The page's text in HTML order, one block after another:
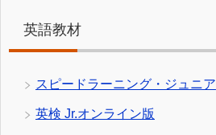
英語教材
スピードラーニング・ジュニア
英検 Jr.オンライン版